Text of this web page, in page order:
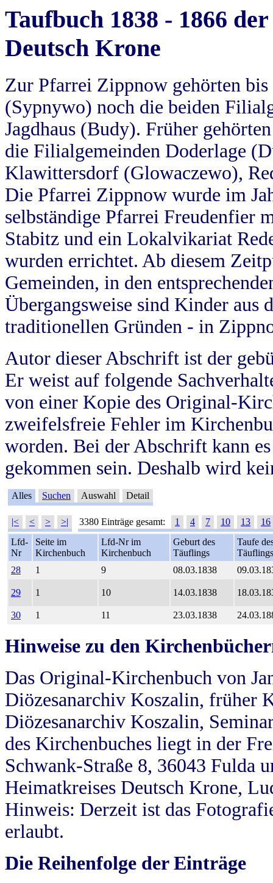
Taufbuch 1838 - 1866
Deutsch Krone
Zur Pfarrei Zippnow gehörten
(Sypnywo) noch die beiden
Jagdhaus (Budy). Früher
die Filialgemeinden Doderlage
Klawittersdorf (Glowaczewo),
Die Pfarrei Zippnow wurde im
selbständige Pfarrei Freudenfier
Stabitz und ein Lokalvikariat
wurden errichtet. Ab diesem
Gemeinden, in den
Übergangsweise sind Kinder aus
traditionellen Gründen - in
Autor dieser Abschrift ist der
Er weist auf folgende
von einer Kopie des Original-
zweifelsfreie Fehler im
worden. Bei der Abschrift kann
gekommen sein. Deshalb wird
Alles Suchen Auswahl Detail
|< < > >| 3380 Einträge gesamt: 1 4 7 10 13
16
Lfd-
Nr
Seite im
Kirchenbuch
Lfd-Nr im
Kirchenbuch
Geburt des
Täuflings
Taufe
Täuflings
28
1 9 08.03.1838
29 1 10 14.03.1838
30 1 11 23.03.1838
Hinweise zu den
Das Original-Kirchenbuch von
Diözesanarchiv Koszalin, früher
Diözesanarchiv Koszalin,
des Kirchenbuches liegt in der
Schwank-Straße 8, 36043 Fulda
Heimatkreises Deutsch Krone,
Hinweis: Derzeit ist das
erlaubt.
Die Reihenfolge der Einträge